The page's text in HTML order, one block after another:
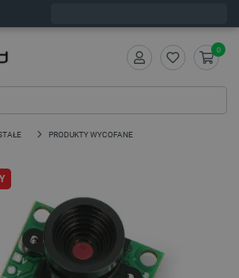
0
PRODUKTY WYCOFANE